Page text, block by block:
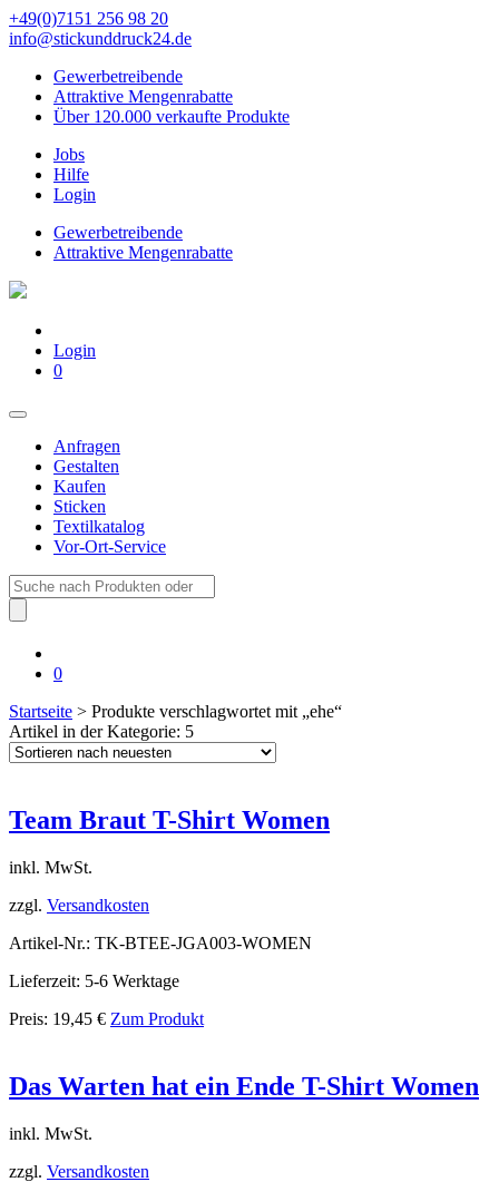
+49(0)7151 256 98 20‬
info@stickunddruck24.de
Gewerbetreibende
Attraktive Mengenrabatte
Über 120.000 verkaufte Produkte
Jobs
Hilfe
Login
Gewerbetreibende
Attraktive Mengenrabatte
Login
0
Anfragen
Gestalten
Kaufen
Sticken
Textilkatalog
Vor-Ort-Service
Suche
nach:
0
Startseite > Produkte verschlagwortet mit „ehe“
Artikel in der Kategorie: 5
Team Braut T-Shirt Women
inkl. MwSt.
zzgl. Versandkosten
Artikel-Nr.: TK-BTEE-JGA003-WOMEN
Lieferzeit: 5-6 Werktage
Preis: 19,45 € Zum Produkt
Das Warten hat ein Ende T-Shirt Women
inkl. MwSt.
zzgl. Versandkosten